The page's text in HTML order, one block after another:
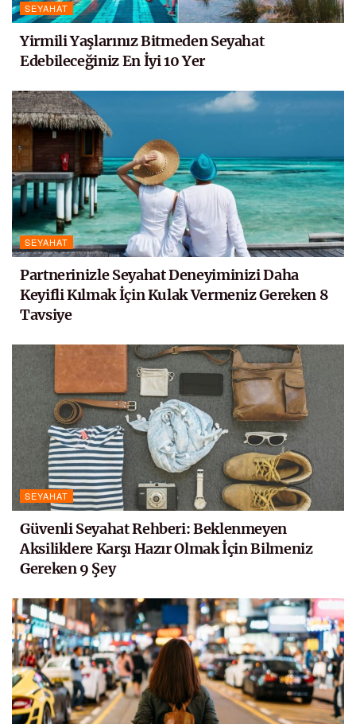
SEYAHAT
Yirmili Yaşlarınız Bitmeden Seyahat
Edebileceğiniz En İyi 10 Yer
SEYAHAT
Partnerinizle Seyahat Deneyiminizi Daha
Keyifli Kılmak İçin Kulak Vermeniz Gereken 8
Tavsiye
SEYAHAT
Güvenli Seyahat Rehberi: Beklenmeyen
Aksiliklere Karşı Hazır Olmak İçin Bilmeniz
Gereken 9 Şey